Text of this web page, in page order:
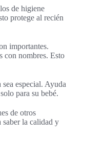
de higiene
protege al recién
importantes.
con nombres. Esto
especial. Ayuda
para su bebé.
de otros
saber la calidad y